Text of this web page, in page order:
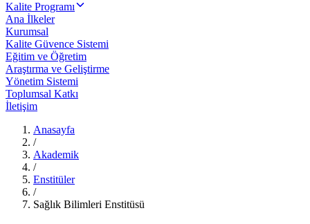
Kalite Programı
Ana İlkeler
Kurumsal
Kalite Güvence Sistemi
Eğitim ve Öğretim
Araştırma ve Geliştirme
Yönetim Sistemi
Toplumsal Katkı
İletişim
Anasayfa
/
Akademik
/
Enstitüler
/
Sağlık Bilimleri Enstitüsü